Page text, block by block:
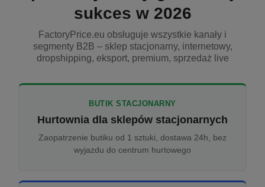
sukces w 2026
FactoryPrice.eu obsługuje wszystkie kanały i
segmenty B2B – sklep stacjonarny, internetowy,
dropshipping, eksport, premium, sprzedaż live
BUTIK STACJONARNY
Hurtownia dla sklepów stacjonarnych
Zaopatrzenie butiku od 1 sztuki, dostawa 24h, bez
wyjazdu do centrum hurtowego